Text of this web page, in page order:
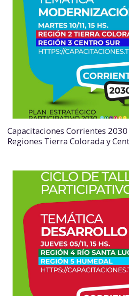
Capacitaciones Corrientes
Regiones Tierra Colorada y